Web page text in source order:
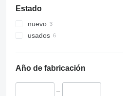
Estado
nuevo
usados
Año de fabricación
–